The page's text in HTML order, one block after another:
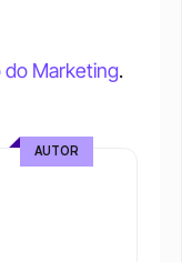
do Marketing.
AUTOR